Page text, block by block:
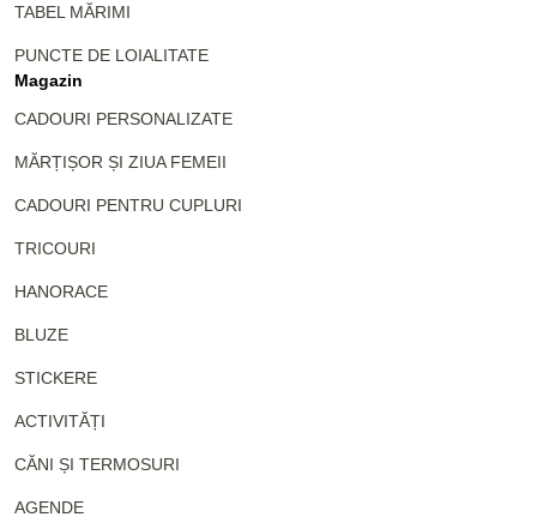
TABEL MĂRIMI
PUNCTE DE LOIALITATE
Magazin
CADOURI PERSONALIZATE
MĂRȚIȘOR ȘI ZIUA FEMEII
CADOURI PENTRU CUPLURI
TRICOURI
HANORACE
BLUZE
STICKERE
ACTIVITĂȚI
CĂNI ȘI TERMOSURI
AGENDE